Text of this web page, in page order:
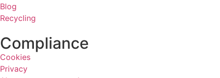
Blog
Recycling
Compliance
Cookies
Privacy